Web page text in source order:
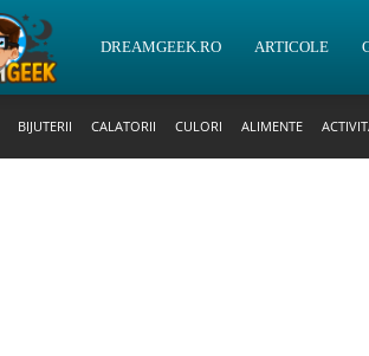
DreamGeek.ro
DREAMGEEK.RO ARTICOLE
BIJUTERII CALATORII CULORI ALIMENTE